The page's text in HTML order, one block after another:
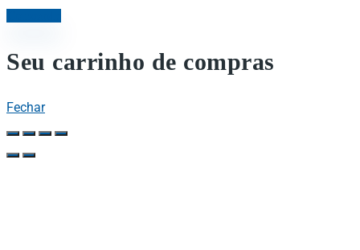
Seu carrinho de compras
Fechar